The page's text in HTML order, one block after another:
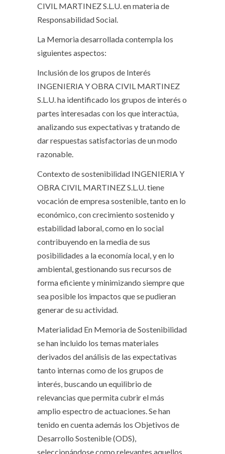
CIVIL MARTINEZ S.L.U. en materia de
Responsabilidad Social.
La Memoria desarrollada contempla los
siguientes aspectos:
Inclusión de los grupos de Interés
INGENIERIA Y OBRA CIVIL MARTINEZ
S.L.U. ha identificado los grupos de interés o
partes interesadas con los que interactúa,
analizando sus expectativas y tratando de
dar respuestas satisfactorias de un modo
razonable.
Contexto de sostenibilidad INGENIERIA Y
OBRA CIVIL MARTINEZ S.L.U. tiene
vocación de empresa sostenible, tanto en lo
económico, con crecimiento sostenido y
estabilidad laboral, como en lo social
contribuyendo en la media de sus
posibilidades a la economía local, y en lo
ambiental, gestionando sus recursos de
forma eficiente y minimizando siempre que
sea posible los impactos que se pudieran
generar de su actividad.
Materialidad En Memoria de Sostenibilidad
se han incluido los temas materiales
derivados del análisis de las expectativas
tanto internas como de los grupos de
interés, buscando un equilibrio de
relevancias que permita cubrir el más
amplio espectro de actuaciones. Se han
tenido en cuenta además los Objetivos de
Desarrollo Sostenible (ODS),
seleccionándose como relevantes aquellos